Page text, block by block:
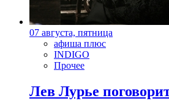
07 августа, пятница
афиша плюс
INDIGO
Прочее
Лев Лурье